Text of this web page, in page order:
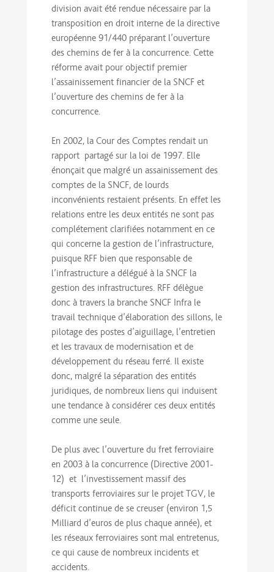
division avait été rendue nécessaire par la
transposition en droit interne de la directive
européenne 91/440 préparant l’ouverture
des chemins de fer à la concurrence. Cette
réforme avait pour objectif premier
l’assainissement financier de la SNCF et
l’ouverture des chemins de fer à la
concurrence.
En 2002, la Cour des Comptes rendait un
rapport partagé sur la loi de 1997. Elle
énonçait que malgré un assainissement des
comptes de la SNCF, de lourds
inconvénients restaient présents. En effet les
relations entre les deux entités ne sont pas
complétement clarifiées notamment en ce
qui concerne la gestion de l’infrastructure,
puisque RFF bien que responsable de
l’infrastructure a délégué à la SNCF la
gestion des infrastructures. RFF délègue
donc à travers la branche SNCF Infra le
travail technique d’élaboration des sillons, le
pilotage des postes d’aiguillage, l’entretien
et les travaux de modernisation et de
développement du réseau ferré. Il existe
donc, malgré la séparation des entités
juridiques, de nombreux liens qui induisent
une tendance à considérer ces deux entités
comme une seule.
De plus avec l’ouverture du fret ferroviaire
en 2003 à la concurrence (Directive 2001-
12) et l’investissement massif des
transports ferroviaires sur le projet TGV, le
déficit continue de se creuser (environ 1,5
Milliard d’euros de plus chaque année), et
les réseaux ferroviaires sont mal entretenus,
ce qui cause de nombreux incidents et
accidents.